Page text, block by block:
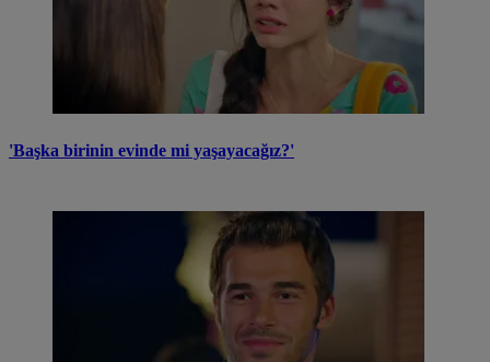
'Başka birinin evinde mi yaşayacağız?'